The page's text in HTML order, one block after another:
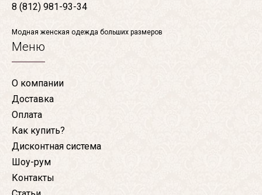
8 (812) 981-93-34
Модная женская одежда больших размеров
Меню
О компании
Доставка
Оплата
Как купить?
Дисконтная система
Шоу-рум
Контакты